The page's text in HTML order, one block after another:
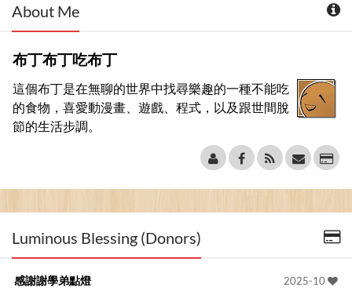
About Me
布丁布丁吃布丁
這個布丁是在無聊的世界中找尋樂趣的一種不能吃
的食物，喜愛動漫畫、遊戲、程式，以及跟世間脫
節的生活步調。
Luminous Blessing (Donors)
2025-10
感謝謝學弟點燈